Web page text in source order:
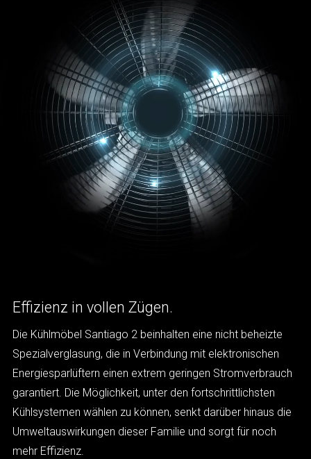
Effizienz in vollen Zügen.
Die Kühlmöbel Santiago 2 beinhalten eine nicht beheizte
Spezialverglasung, die in Verbindung mit elektronischen
Energiesparlüftern einen extrem geringen Stromverbrauch
garantiert. Die Möglichkeit, unter den fortschrittlichsten
Kühlsystemen wählen zu können, senkt darüber hinaus die
Umweltauswirkungen dieser Familie und sorgt für noch
mehr Effizienz.